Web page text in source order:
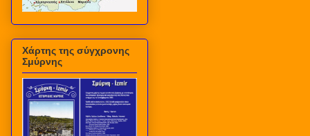
Χάρτης της σύγχρονης
Σμύρνης